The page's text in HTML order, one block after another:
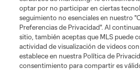
optar por no participar en ciertas
seguimiento no esenciales en nuestro
Preferencias de Privacidad". Al
sitio, también aceptas que MLS puede
actividad de visualización de videos
establece en nuestra Política de
consentimiento para compartir es